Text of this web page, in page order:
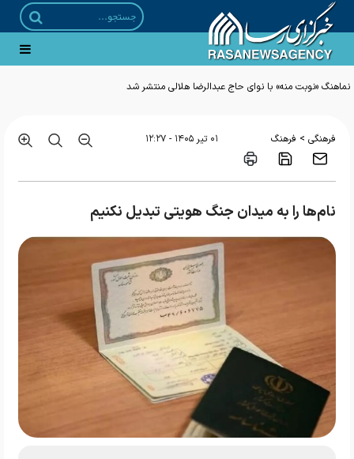
نماهنگ «نوبت منه» با نوای حاج عبدالرضا هلالی منتشر شد
فرهنگی > فرهنگ ۰۱ تير ۱۴۰۵ - ۱۲:۲۷
نام‌ها را به میدان جنگ هویتی تبدیل نکنیم